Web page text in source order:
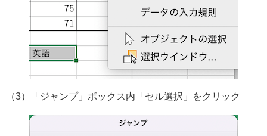
（3）「ジャンプ」ボックス内「セル選択」をクリック